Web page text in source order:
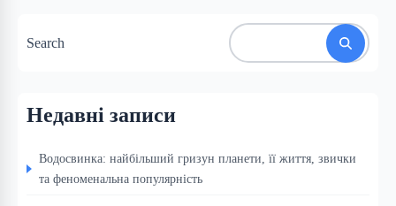
Search
Недавні записи
Водосвинка: найбільший гризун планети, її життя, звички
та феноменальна популярність